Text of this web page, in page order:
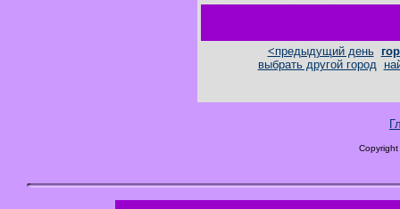
<предыдущий день
выбрать другой город